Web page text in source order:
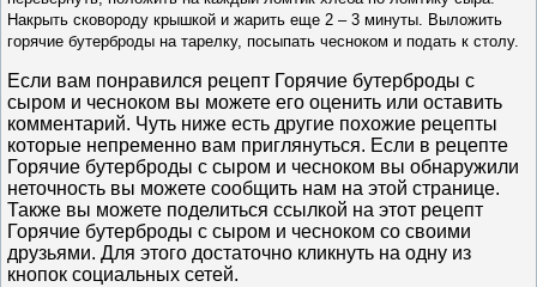
Накрыть сковороду крышкой и жарить еще 2 – 3 минуты. Выложить
горячие бутерброды на тарелку, посыпать чесноком и подать к столу.
Если вам понравился рецепт Горячие бутерброды с
сыром и чесноком вы можете его оценить или оставить
комментарий. Чуть ниже есть другие похожие рецепты
которые непременно вам приглянуться. Если в рецепте
Горячие бутерброды с сыром и чесноком вы обнаружили
неточность вы можете сообщить нам на этой странице.
Также вы можете поделиться ссылкой на этот рецепт
Горячие бутерброды с сыром и чесноком со своими
друзьями. Для этого достаточно кликнуть на одну из
кнопок социальных сетей.